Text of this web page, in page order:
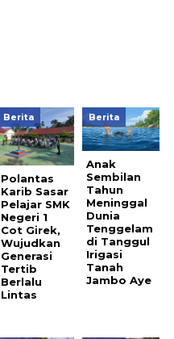
Berita
Polantas
Karib Sasar
Pelajar SMK
Negeri 1
Cot Girek,
Wujudkan
Generasi
Tertib
Berlalu
Lintas
Berita
Anak
Sembilan
Tahun
Meninggal
Dunia
Tenggelam
di Tanggul
Irigasi
Tanah
Jambo Aye